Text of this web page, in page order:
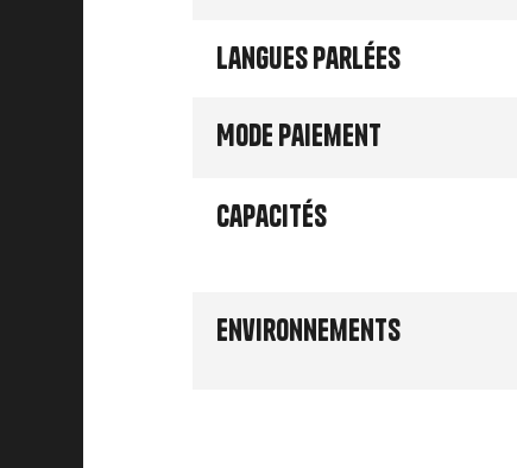
Langues parlées
Mode paiement
Capacités
Environnements